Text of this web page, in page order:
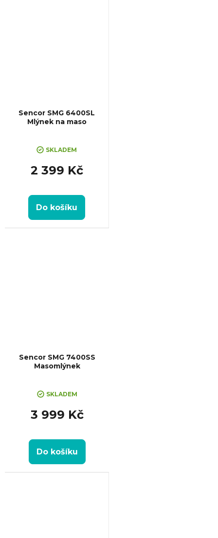
Sencor SMG 6400SL
Mlýnek na maso
SKLADEM
2 399 Kč
Do košíku
Sencor SMG 7400SS
Masomlýnek
SKLADEM
3 999 Kč
Do košíku